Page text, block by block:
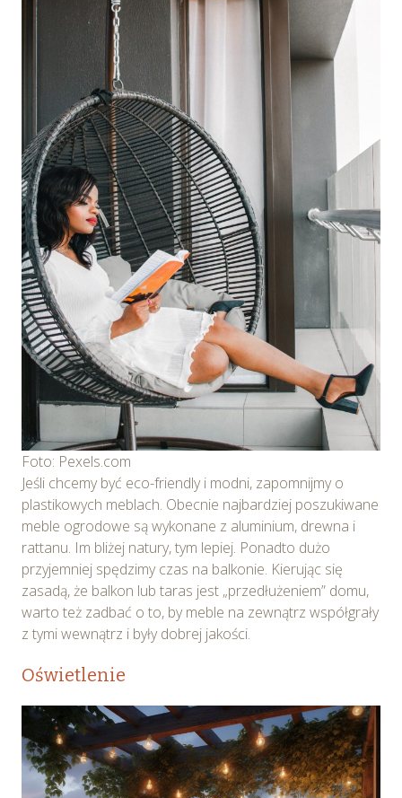
Foto: Pexels.com
Jeśli chcemy być eco-friendly i modni, zapomnijmy o
plastikowych meblach. Obecnie najbardziej poszukiwane
meble ogrodowe są wykonane z aluminium, drewna i
rattanu. Im bliżej natury, tym lepiej. Ponadto dużo
przyjemniej spędzimy czas na balkonie. Kierując się
zasadą, że balkon lub taras jest „przedłużeniem” domu,
warto też zadbać o to, by meble na zewnątrz współgrały
z tymi wewnątrz i były dobrej jakości.
Oświetlenie